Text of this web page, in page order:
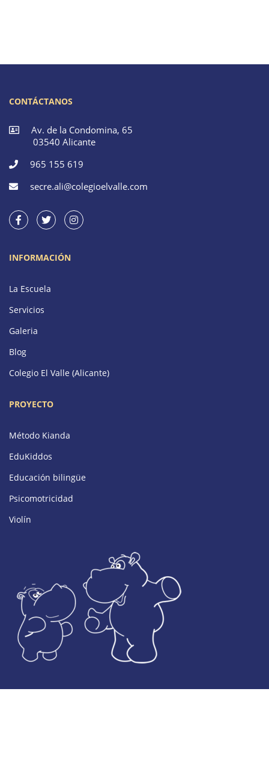
CONTÁCTANOS
Av. de la Condomina, 65
03540 Alicante
965 155 619
secre.ali@colegioelvalle.com
INFORMACIÓN
La Escuela
Servicios
Galeria
Blog
Colegio El Valle (Alicante)
PROYECTO
Método Kianda
EduKiddos
Educación bilingüe
Psicomotricidad
Violín